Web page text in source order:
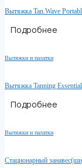
Вытяжка Tan.Wave
Подробнее
Вытяжки и палатки
Вытяжка Tanning
Подробнее
Вытяжки и палатки
Стационарный